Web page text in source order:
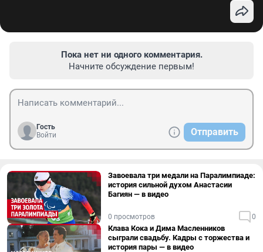
Пока нет ни одного комментария.
Начните обсуждение первым!
Гость
Войти
Отправить
Завоевала три медали на Паралимпиаде:
история сильной духом Анастасии
Багиян — в видео
0 просмотров 0
Клава Кока и Дима Масленников
сыграли свадьбу. Кадры с торжества и
история пары — в видео